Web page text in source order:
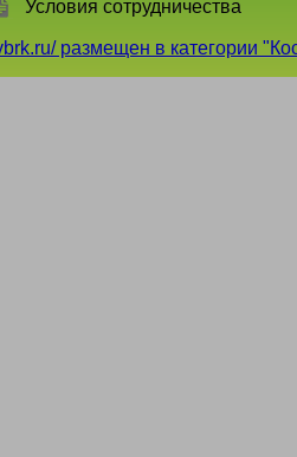
Условия сотрудничества